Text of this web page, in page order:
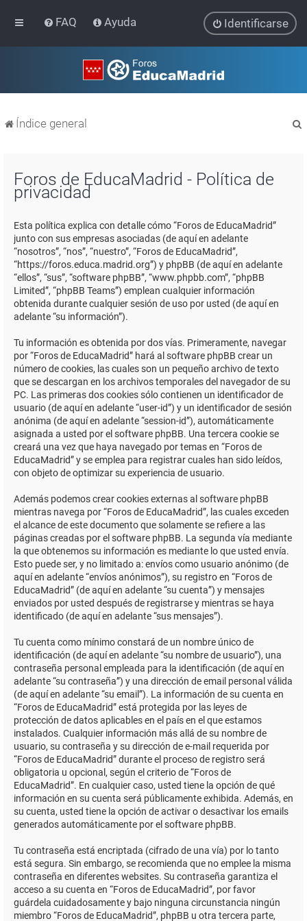
FAQ Ayuda Identificarse
Índice general
Foros de EducaMadrid - Política de
privacidad
Esta política explica con detalle cómo “Foros de EducaMadrid”
junto con sus empresas asociadas (de aquí en adelante
“nosotros”, “nos”, “nuestro”, “Foros de EducaMadrid”,
“https://foros.educa.madrid.org”) y phpBB (de aquí en adelante
“ellos”, “sus”, “software phpBB”, “www.phpbb.com”, “phpBB
Limited”, “phpBB Teams”) emplean cualquier información
obtenida durante cualquier sesión de uso por usted (de aquí en
adelante “su información”).
Tu información es obtenida por dos vías. Primeramente, navegar
por “Foros de EducaMadrid” hará al software phpBB crear un
número de cookies, las cuales son un pequeño archivo de texto
que se descargan en los archivos temporales del navegador de su
PC. Las primeras dos cookies sólo contienen un identificador de
usuario (de aquí en adelante “user-id”) y un identificador de sesión
anónima (de aquí en adelante “session-id”), automáticamente
asignada a usted por el software phpBB. Una tercera cookie se
creará una vez que haya navegado por temas en “Foros de
EducaMadrid” y se emplea para registrar cuales han sido leídos,
con objeto de optimizar su experiencia de usuario.
Además podemos crear cookies externas al software phpBB
mientras navega por “Foros de EducaMadrid”, las cuales exceden
el alcance de este documento que solamente se refiere a las
páginas creadas por el software phpBB. La segunda vía mediante
la que obtenemos su información es mediante lo que usted envía.
Esto puede ser, y no limitado a: envíos como usuario anónimo (de
aquí en adelante “envíos anónimos”), su registro en “Foros de
EducaMadrid” (de aquí en adelante “su cuenta”) y mensajes
enviados por usted después de registrarse y mientras se haya
identificado (de aquí en adelante “sus mensajes”).
Tu cuenta como mínimo constará de un nombre único de
identificación (de aquí en adelante “su nombre de usuario”), una
contraseña personal empleada para la identificación (de aquí en
adelante “su contraseña”) y una dirección de email personal válida
(de aquí en adelante “su email”). La información de su cuenta en
“Foros de EducaMadrid” está protegida por las leyes de
protección de datos aplicables en el país en el que estamos
instalados. Cualquier información más allá de su nombre de
usuario, su contraseña y su dirección de e-mail requerida por
“Foros de EducaMadrid” durante el proceso de registro será
obligatoria u opcional, según el criterio de “Foros de
EducaMadrid”. En cualquier caso, usted tiene la opción de qué
información en su cuenta será públicamente exhibida. Además, en
su cuenta, usted tiene la opción de activar o desactivar los emails
generados automáticamente por el software phpBB.
Tu contraseña está encriptada (cifrado de una vía) por lo tanto
está segura. Sin embargo, se recomienda que no emplee la misma
contraseña en diferentes websites. Su contraseña garantiza el
acceso a su cuenta en “Foros de EducaMadrid”, por favor
guárdela cuidadosamente y bajo ninguna circunstancia ningún
miembro “Foros de EducaMadrid”, phpBB u otra tercera parte,